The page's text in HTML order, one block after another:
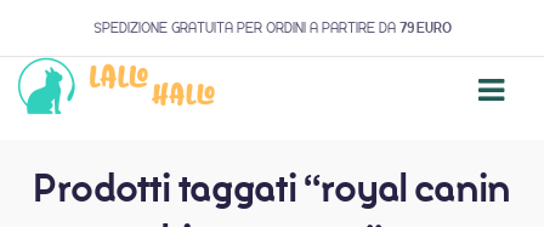
SPEDIZIONE GRATUITA PER ORDINI A PARTIRE DA 79 EURO
Prodotti taggati “royal canin